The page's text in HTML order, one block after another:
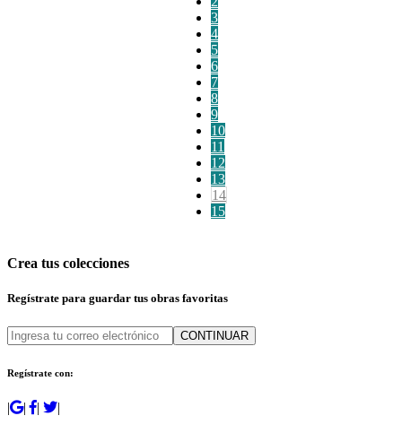
3
4
5
6
7
8
9
10
11
12
13
14
15
Crea tus colecciones
Regístrate para guardar tus obras favoritas
CONTINUAR
Regístrate con:
|